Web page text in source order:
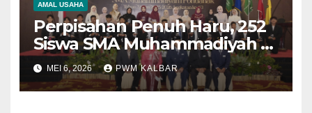
AMAL USAHA
Perpisahan Penuh Haru, 252
Siswa SMA Muhammadiyah 1
Pontianak Lulus 100 Persen
MEI 6, 2026 PWM KALBAR